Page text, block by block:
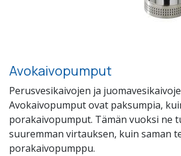
Avokaivopumput
Perusvesikaivojen ja
Avokaivopumput ovat paksumpia,
porakaivopumput. Tämän vuoksi ne
suuremman virtauksen, kuin saman
porakaivopumppu.